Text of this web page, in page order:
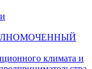
климата и